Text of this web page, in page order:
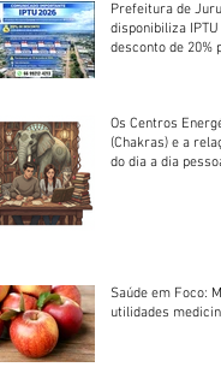
Prefeitura de
disponibiliza
desconto de 20%
Os Centros
(Chakras) e a
do dia a dia
Saúde em Foco:
utilidades